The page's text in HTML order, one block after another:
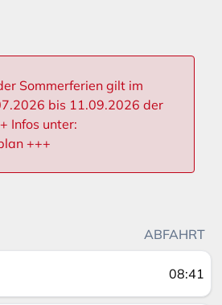
Sommerferien gilt im
bis 11.09.2026 der
Infos unter:
+++
ABFAHRT
08:41